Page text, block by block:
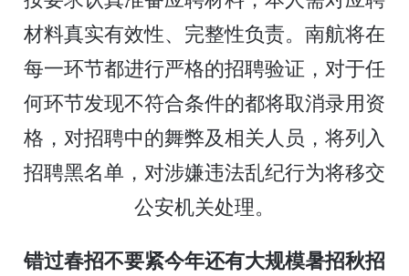
材料真实有效性、完整性负责。南航将在
每一环节都进行严格的招聘验证，对于任
何环节发现不符合条件的都将取消录用资
格，对招聘中的舞弊及相关人员，将列入
招聘黑名单，对涉嫌违法乱纪行为将移交
公安机关处理。
错过春招不要紧今年还有大规模暑招秋招